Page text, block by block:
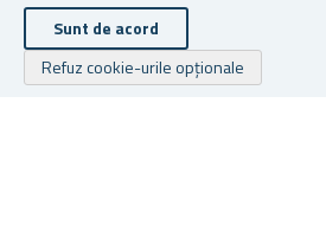
Sunt de acord
Refuz cookie-urile opționale
PERDELE DE CRĂCIUN 2